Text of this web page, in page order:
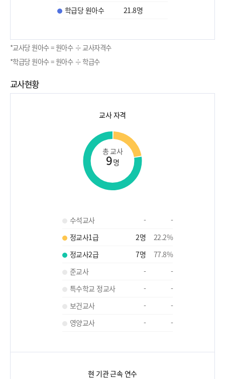
학급당 원아수
21.8명
*교사당 원아수 = 원아수 ÷ 교사자격수
*학급당 원아수 = 원아수 ÷ 학급수
교사현황
교사 자격
총 교사
9명
수석교사 -
-
정교사1급
2명 22.2%
정교사2급
7명 77.8%
준교사
-
-
특수학교 정교사
-
-
보건교사
-
-
영양교사
- -
현 기관 근속 연수